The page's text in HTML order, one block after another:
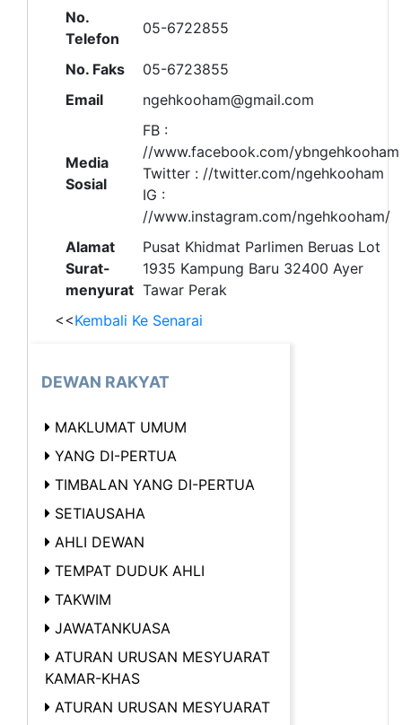
No.
Telefon
05-6722855
No. Faks
05-6723855
Email
ngehkooham@gmail.com
Media
Sosial
FB :
//www.facebook.com/ybngehkooham
Twitter : //twitter.com/ngehkooham
IG :
//www.instagram.com/ngehkooham/
Alamat
Surat-
menyurat
Pusat Khidmat Parlimen Beruas Lot
1935 Kampung Baru 32400 Ayer
Tawar Perak
<<Kembali Ke Senarai
DEWAN RAKYAT
MAKLUMAT UMUM
YANG DI-PERTUA
TIMBALAN YANG DI-PERTUA
SETIAUSAHA
AHLI DEWAN
TEMPAT DUDUK AHLI
TAKWIM
JAWATANKUASA
ATURAN URUSAN MESYUARAT
KAMAR-KHAS
ATURAN URUSAN MESYUARAT